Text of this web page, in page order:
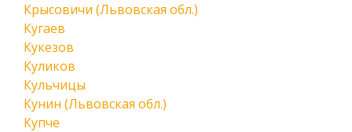
Крысовичи (Львовская обл.)
Кугаев
Кукезов
Куликов
Кульчицы
Кунин (Львовская обл.)
Купче